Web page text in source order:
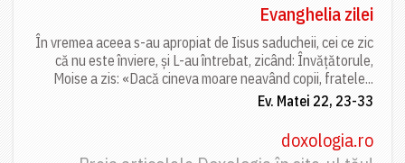
Evanghelia zilei
În vremea aceea s-au apropiat de Iisus saducheii, cei ce zic
că nu este înviere, și L-au întrebat, zicând: Învățătorule,
Moise a zis: «Dacă cineva moare neavând copii, fratele...
Ev. Matei 22, 23-33
doxologia.ro